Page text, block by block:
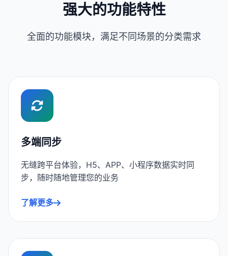
强大的功能特性
全面的功能模块，满足不同场景的分类需求
多端同步
无缝跨平台体验，H5、APP、小程序数据实时同
步，随时随地管理您的业务
了解更多